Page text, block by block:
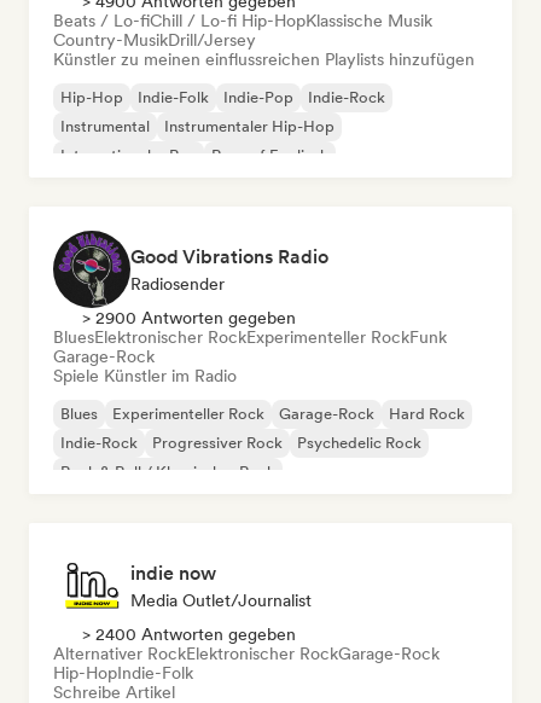
Beats / Lo-fiChill / Lo-fi Hip-HopKlassische Musik
Country-MusikDrill/Jersey
Künstler zu meinen einflussreichen Playlists hinzufügen
Hip-Hop Indie-Folk Indie-Pop
Indie-Rock
Instrumental
Instrumentaler Hip-Hop
Internationaler Rap
Rap auf Englisch
Good Vibrations Radio
Radiosender
> 2900 Antworten gegeben
BluesElektronischer RockExperimenteller RockFunk
Garage-Rock
Spiele Künstler im Radio
Blues Experimenteller Rock Garage-Rock
Hard Rock
Indie-Rock
Progressiver Rock
Psychedelic Rock
Rock & Roll / Klassischer Rock
indie now
Media Outlet/Journalist
> 2400 Antworten gegeben
Alternativer RockElektronischer RockGarage-Rock
Hip-HopIndie-Folk
Schreibe Artikel